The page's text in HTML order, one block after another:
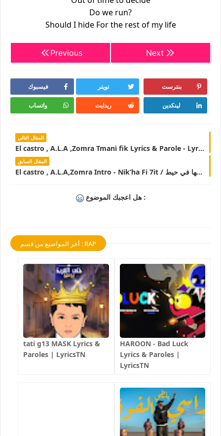
Do we run?
Should I hide For the rest of my life
Previous Next
فيسبوك تويتر بنترست
واتساب ريدايت لينكدين
المقال التالي
El castro , A.L.A ,Zomra Tmani fik Lyrics & Parole - LyricsTN
المقال السابق
El castro , A.L.A,Zomra Intro - Nik’ha Fi 7it / نيكها في حيط Lyrics & Parole - LyricsTN
هل اعجبك الموضوع :
أخر المواضيع من قسم : RAP
tati g13 MASK Lyrics &
Paroles | LyricsTN
HAROON - Bad Luck
Lyrics & Paroles |
LyricsTN